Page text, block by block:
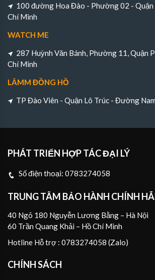
100 đường Hoa Đào - Phường 02 - Quận
Chí Minh
WATCH ME
287 Huỳnh Văn Bánh, Phường 11, Quận
Chí Minh
LÂMM ĐỒNG HỒ
TP Đào Viên - Quận Lô Trúc - Đường
PHÁT TRIỂN HỢP TÁC ĐẠI LÝ
Số điện thoại: 0783274058
TRUNG TÂM BẢO HÀNH CHÍNH
40 Ngõ 180 Nguyễn Lương Bằng – Hà Nội
60 Trần Quang Khải – Hồ Chí Minh
Hotline Hỗ trợ : 0783274058 (Zalo)
CHÍNH SÁCH